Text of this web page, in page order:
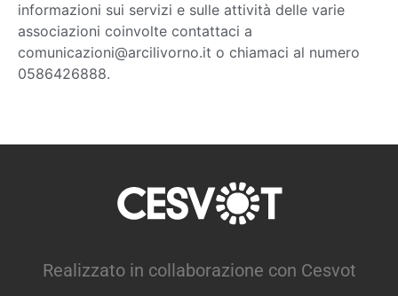
informazioni sui servizi e sulle attività delle varie
associazioni coinvolte contattaci a
comunicazioni@arcilivorno.it o chiamaci al numero
0586426888.
Realizzato in collaborazione con Cesvot